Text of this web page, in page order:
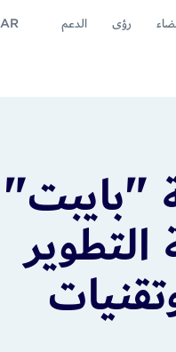
رؤى الدعم AR
"بايبت"